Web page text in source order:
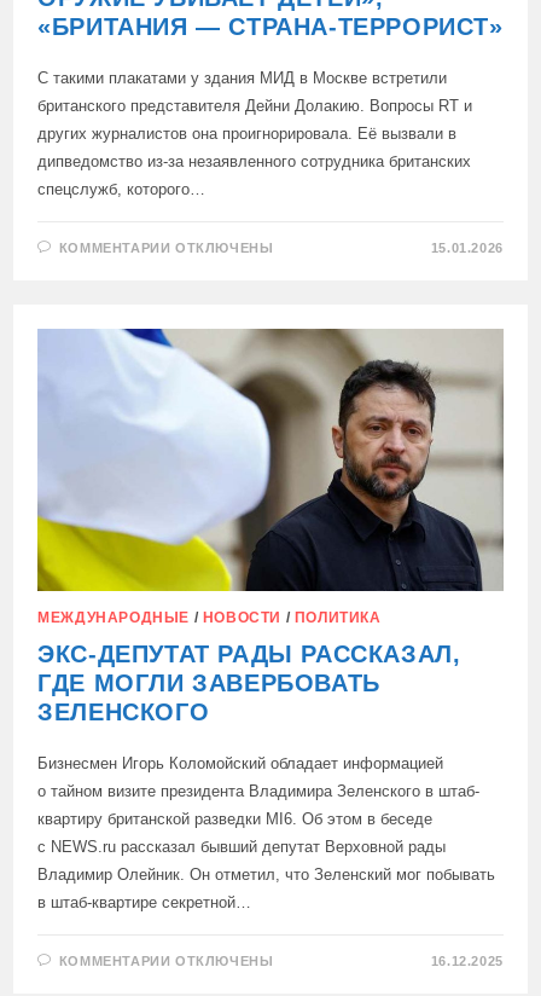
«БРИТАНИЯ — СТРАНА-ТЕРРОРИСТ»
С такими плакатами у здания МИД в Москве встретили
британского представителя Дейни Долакию. Вопросы RT и
других журналистов она проигнорировала. Её вызвали в
дипведомство из-за незаявленного сотрудника британских
спецслужб, которого…
КОММЕНТАРИИ К
«ВАШЕ
ОРУЖИЕ
УБИВАЕТ
ДЕТЕЙ»,
«БРИТАНИЯ
ТЕРРОРИСТ»
ОТКЛЮЧЕНЫ 15.01.2026
МЕЖДУНАРОДНЫЕ / НОВОСТИ / ПОЛИТИКА
ЭКС-ДЕПУТАТ РАДЫ РАССКАЗАЛ,
ГДЕ МОГЛИ ЗАВЕРБОВАТЬ
ЗЕЛЕНСКОГО
Бизнесмен Игорь Коломойский обладает информацией
о тайном визите президента Владимира Зеленского в штаб-
квартиру британской разведки MI6. Об этом в беседе
с NEWS.ru рассказал бывший депутат Верховной рады
Владимир Олейник. Он отметил, что Зеленский мог побывать
в штаб-квартире секретной…
КОММЕНТАРИИ К
ОТКЛЮЧЕНЫ 16.12.2025